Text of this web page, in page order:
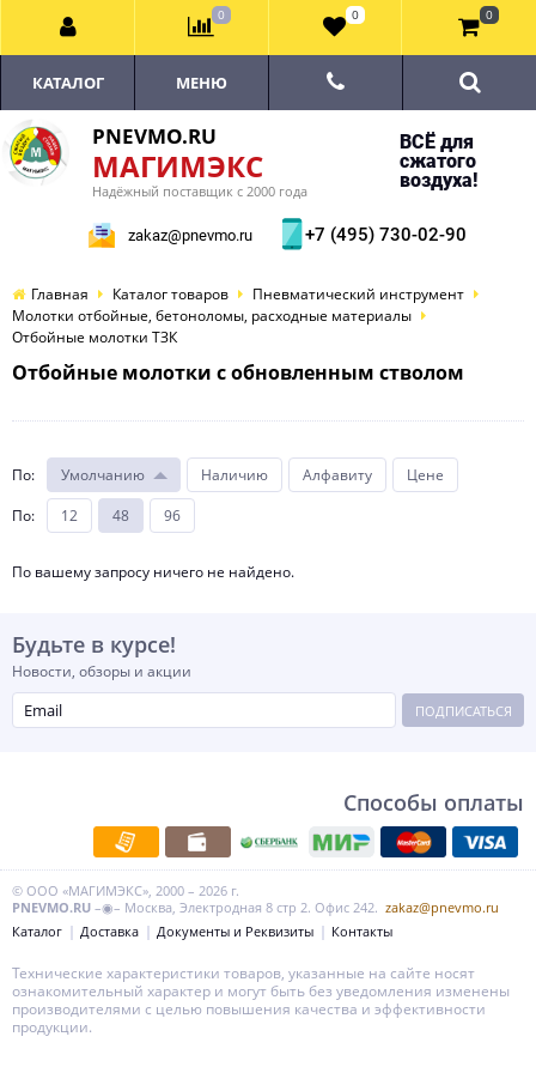
PNEVMO.RU
МАГИМЭКС
Надёжный поставщик с 2000 года
ВСЁ для
сжатого
воздуха!
zakaz@pnevmo.ru +7 (495) 730-02-90
КАТАЛОГ МЕНЮ
Главная Каталог товаров
Пневматический инструмент
Молотки отбойные, бетоноломы, расходные материалы
Отбойные молотки ТЗК
Отбойные молотки с обновленным стволом
По: Умолчанию Наличию Алфавиту
Цене
По: 12 48 96
По вашему запросу ничего не найдено.
Будьте в курсе!
Новости, обзоры и акции
ПОДПИСАТЬСЯ
Способы оплаты
© ООО «МАГИМЭКС», 2000 – 2026 г.
PNEVMO.RU –◉– Москва, Электродная 8 стр 2. Офис 242. zakaz@pnevmo.ru
Каталог
Доставка Документы и Реквизиты Контакты
0 0 0
Технические характеристики товаров, указанные на сайте носят
ознакомительный характер и могут быть без уведомления изменены
производителями с целью повышения качества и эффективности
продукции.